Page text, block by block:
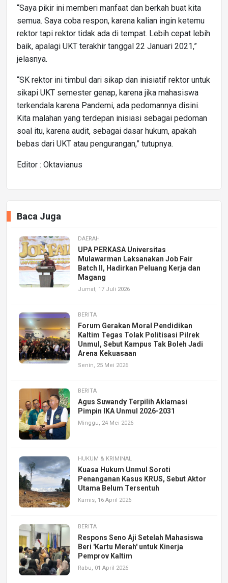
“Saya pikir ini memberi manfaat dan berkah buat kita
semua. Saya coba respon, karena kalian ingin ketemu
rektor tapi rektor tidak ada di tempat. Lebih cepat lebih
baik, apalagi UKT terakhir tanggal 22 Januari 2021,”
jelasnya.
“SK rektor ini timbul dari sikap dan inisiatif rektor untuk
sikapi UKT semester genap, karena jika mahasiswa
terkendala karena Pandemi, ada pedomannya disini.
Kita malahan yang terdepan inisiasi sebagai pedoman
soal itu, karena audit, sebagai dasar hukum, apakah
bebas dari UKT atau pengurangan,” tutupnya.
Editor : Oktavianus
Baca Juga
DAERAH
UPA PERKASA Universitas
Mulawarman Laksanakan Job Fair
Batch II, Hadirkan Peluang Kerja dan
Magang
Jumat, 17 Juli 2026
BERITA
Forum Gerakan Moral Pendidikan
Kaltim Tegas Tolak Politisasi Pilrek
Unmul, Sebut Kampus Tak Boleh Jadi
Arena Kekuasaan
Senin, 25 Mei 2026
BERITA
Agus Suwandy Terpilih Aklamasi
Pimpin IKA Unmul 2026-2031
Minggu, 24 Mei 2026
HUKUM & KRIMINAL
Kuasa Hukum Unmul Soroti
Penanganan Kasus KRUS, Sebut Aktor
Utama Belum Tersentuh
Kamis, 16 April 2026
BERITA
Respons Seno Aji Setelah Mahasiswa
Beri 'Kartu Merah' untuk Kinerja
Pemprov Kaltim
Rabu, 01 April 2026